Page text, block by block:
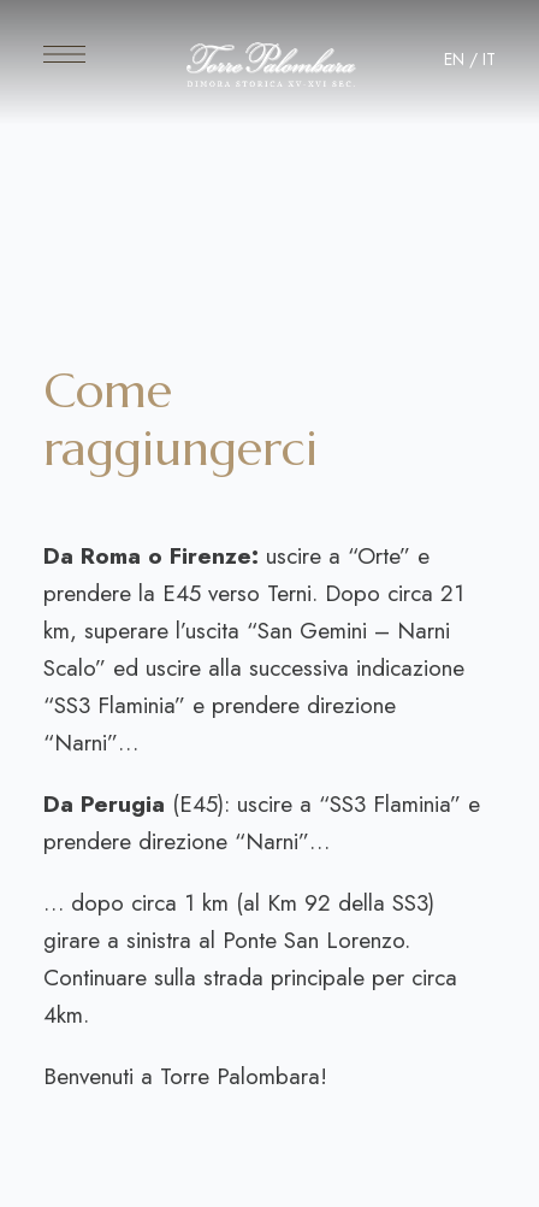
EN /IT
Come
raggiungerci
Da Roma o Firenze: uscire a “Orte” e
prendere la E45 verso Terni. Dopo circa 21
km, superare l’uscita “San Gemini – Narni
Scalo” ed uscire alla successiva indicazione
“SS3 Flaminia” e prendere direzione
“Narni”…
Da Perugia (E45): uscire a “SS3 Flaminia” e
prendere direzione “Narni”…
… dopo circa 1 km (al Km 92 della SS3)
girare a sinistra al Ponte San Lorenzo.
Continuare sulla strada principale per circa
4km.
Benvenuti a Torre Palombara!